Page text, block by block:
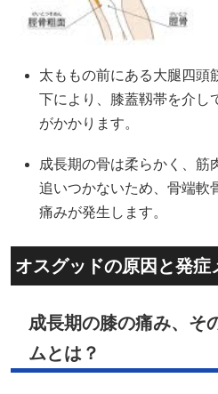
太ももの前にある大腿四頭
下により、膝蓋靱帯を介し
がかかります。
成長期の骨は柔らかく、筋
追いつかないため、骨端軟
痛みが発生します。
オスグッドの原因と発症
成長期の膝の痛み、そ
ムとは？